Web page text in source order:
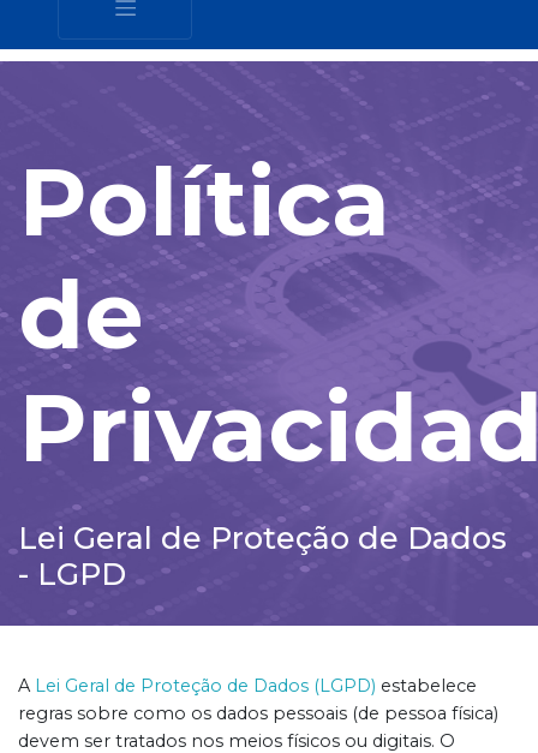
Política
de
Lei Geral de Proteção de Dados
- LGPD
A Lei Geral de Proteção de Dados (LGPD) estabelece
regras sobre como os dados pessoais (de pessoa física)
devem ser tratados nos meios físicos ou digitais. O